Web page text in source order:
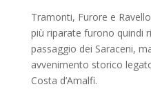
Tramonti, Furore e
più riparate furono quindi
passaggio dei Saraceni,
avvenimento storico
Costa d’Amalfi.